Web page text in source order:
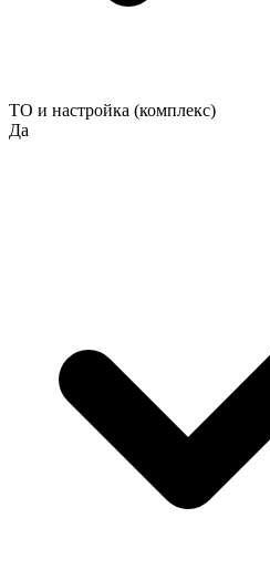
ТО и настройка (комплекс)
Да